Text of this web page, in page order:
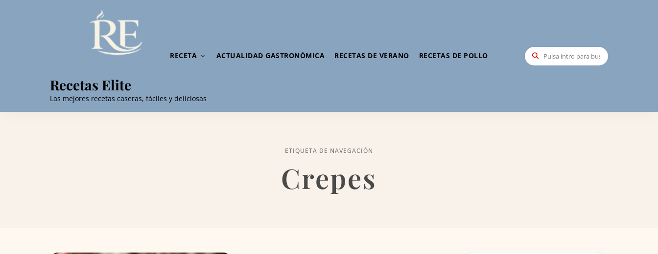
Recetas Elite
Las mejores recetas caseras, fáciles y deliciosas
RECETA ACTUALIDAD GASTRONÓMICA RECETAS DE VERANO RECETAS DE POLLO
ETIQUETA DE NAVEGACIÓN
Crepes